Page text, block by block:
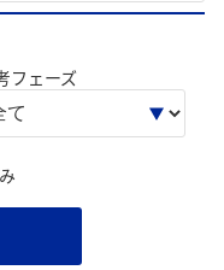
「学生時代に力を入れ
のインフラに適応しや
く姿がイメージできな
フェーズ